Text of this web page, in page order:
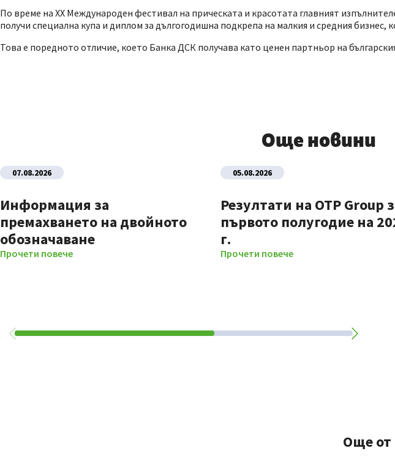
По време на XX Международен фестивал на прическата и красотата главният
получи специална купа и диплом за дългогодишна подкрепа на малкия и средния бизнес,
Това е поредното отличие, което Банка ДСК получава като ценен партньор на
Още новини
07.08.2026
Информация за
премахването на двойното
обозначаване
Прочети повече
05.08.2026
Резултати на OTP Group
първото полугодие на
г.
Прочети повече
Още от